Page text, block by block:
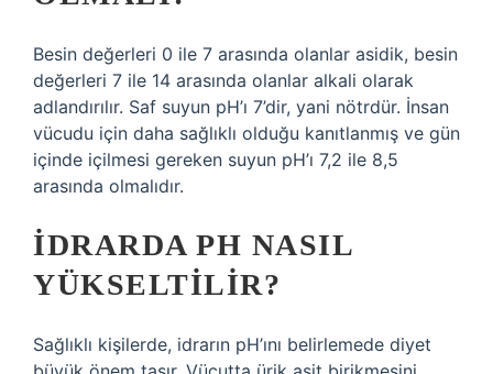
Besin değerleri 0 ile 7 arasında olanlar asidik, besin
değerleri 7 ile 14 arasında olanlar alkali olarak
adlandırılır. Saf suyun pH’ı 7’dir, yani nötrdür. İnsan
vücudu için daha sağlıklı olduğu kanıtlanmış ve gün
içinde içilmesi gereken suyun pH’ı 7,2 ile 8,5
arasında olmalıdır.
İDRARDA PH NASIL
YÜKSELTILIR?
Sağlıklı kişilerde, idrarın pH’ını belirlemede diyet